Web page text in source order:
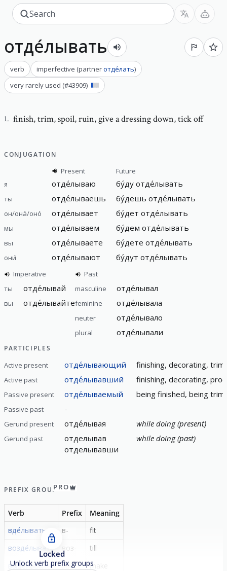
отде́лывать
verb imperfective (partnerотде́лать)
very rarely used (#43909)
1. finish,trim, spoil, ruin, give a dressing down, tick off
CONJUGATION
Present
Future
я
отде́лываю бу́ду отде́лывать
ты отде́лываешь бу́дешь отде́лывать
он/она́/оно́ отде́лывает бу́дет отде́лывать
мы отде́лываем бу́дем отде́лывать
вы отде́лываете бу́дете отде́лывать
они́ отде́лывают бу́дут отде́лывать
Imperative
ты
отде́лывай
вы отде́лывайте
Past
masculine
отде́лывал
feminine отде́лывала
neuter отде́лывало
plural отде́лывали
PARTICIPLES
Active present отде́лывающий finishing, decorating,
Active past отде́лывавший finishing, decorating,
Passive present отде́лываемый being finished, being
Passive past -
Gerund present отде́лывая while doing (present)
Gerund past
отделывав
отделывавши
while doing (past)
PREFIX GROUPPRO
Verb Prefix
Meaning
вде́лывать
в-
fit
возде́лывать
воз-
till
выде́лывать
вы-
make
Locked
Unlock verb prefix groups